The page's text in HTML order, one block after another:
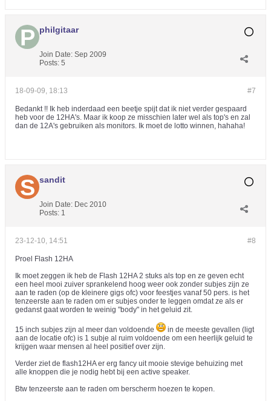
philgitaar
Join Date: Sep 2009
Posts: 5
#7
18-09-09, 18:13
Bedankt !! Ik heb inderdaad een beetje spijt dat ik niet verder gespaard
heb voor de 12HA's. Maar ik koop ze misschien later wel als top's en zal
dan de 12A's gebruiken als monitors. Ik moet de lotto winnen, hahaha!
sandit
Join Date: Dec 2010
Posts: 1
#8
23-12-10, 14:51
Proel Flash 12HA
Ik moet zeggen ik heb de Flash 12HA 2 stuks als top en ze geven echt
een heel mooi zuiver sprankelend hoog weer ook zonder subjes zijn ze
aan te raden (op de kleinere gigs ofc) voor feestjes vanaf 50 pers. is het
tenzeerste aan te raden om er subjes onder te leggen omdat ze als er
gedanst gaat worden te weinig "body" in het geluid zit.
15 inch subjes zijn al meer dan voldoende
in de meeste gevallen (ligt
aan de locatie ofc) is 1 subje al ruim voldoende om een heerlijk geluid te
krijgen waar mensen al heel positief over zijn.
Verder ziet de flash12HA er erg fancy uit mooie stevige behuizing met
alle knoppen die je nodig hebt bij een active speaker.
Btw tenzeerste aan te raden om berscherm hoezen te kopen.